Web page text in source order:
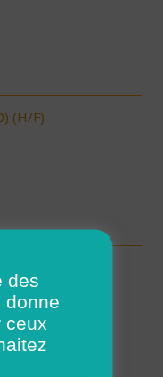
(H/F)
des
donne
ceux